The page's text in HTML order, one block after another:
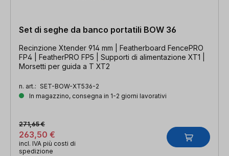
Set di seghe da banco portatili BOW 36
Recinzione Xtender 914 mm | Featherboard FencePRO
FP4 | FeatherPRO FP5 | Supporti di alimentazione XT1 |
Morsetti per guida a T XT2
n. art.: SET-BOW-XT536-2
In magazzino, consegna in 1-2 giorni lavorativi
263,50 €
271,65 €
incl. IVA più costi di
spedizione